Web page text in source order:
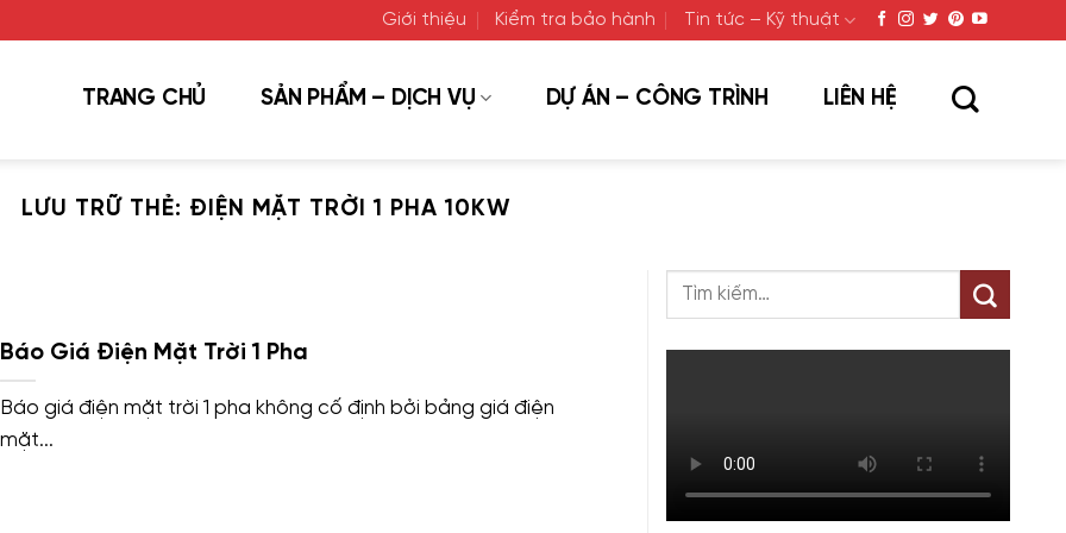
Giới thiệu Kiểm tra bảo hành Tin tức – Kỹ thuật
TRANG CHỦ SẢN PHẨM – DỊCH VỤ DỰ ÁN – CÔNG TRÌNH LIÊN HỆ
LƯU TRỮ THẺ: ĐIỆN MẶT TRỜI 1 PHA 10KW
Báo Giá Điện Mặt Trời 1 Pha
Báo giá điện mặt trời 1 pha không cố định bởi bảng giá điện
mặt...